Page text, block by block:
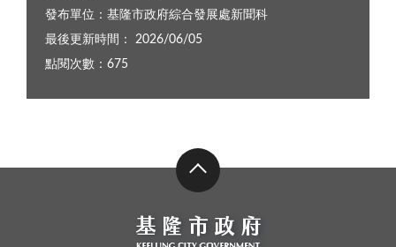
發布單位：基隆市政府綜合發展處新聞科
最後更新時間： 2026/06/05
點閱次數：675